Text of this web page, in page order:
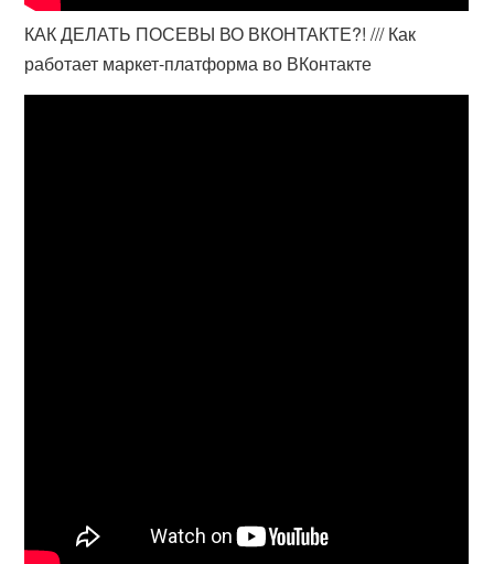
КАК ДЕЛАТЬ ПОСЕВЫ ВО ВКОНТАКТЕ?! /// Как
работает маркет-платформа во ВКонтакте